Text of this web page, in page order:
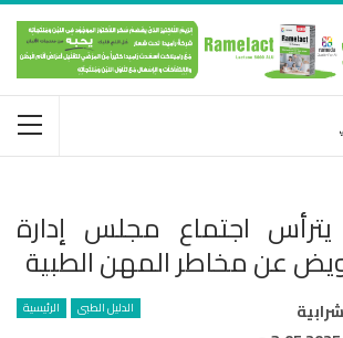
اجتماع مجلس إدارة
عن مخاطر المهن الطبية
الدليل الطبى الرئيسية